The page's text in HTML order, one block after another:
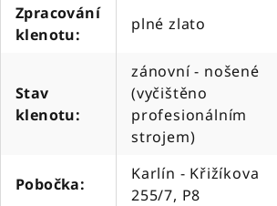
Zpracování
klenotu:
plné zlato
Stav
klenotu:
zánovní - nošené
(vyčištěno
profesionálním
strojem)
Pobočka:
Karlín - Křižíkova
255/7, P8